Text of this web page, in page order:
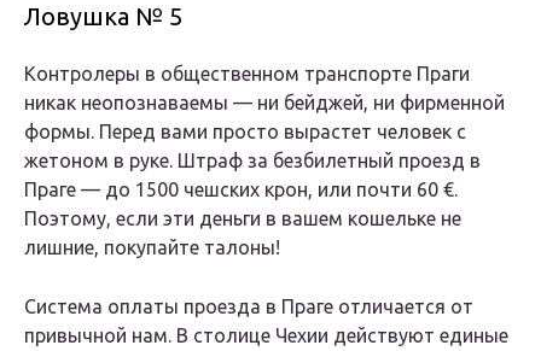
Ловушка № 5
Контролеры в общественном транспорте Праги
никак неопознаваемы — ни бейджей, ни фирменной
формы. Перед вами просто вырастет человек с
жетоном в руке. Штраф за безбилетный проезд в
Праге — до 1500 чешских крон, или почти 60 €.
Поэтому, если эти деньги в вашем кошельке не
лишние, покупайте талоны!
Система оплаты проезда в Праге отличается от
привычной нам. В столице Чехии действуют единые